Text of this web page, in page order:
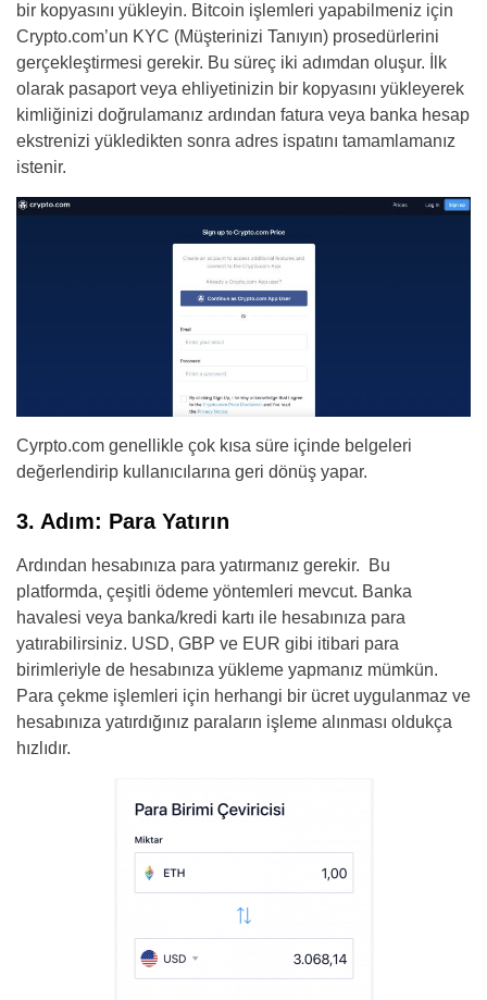
bir kopyasını yükleyin. Bitcoin işlemleri yapabilmeniz için
Crypto.com’un KYC (Müşterinizi Tanıyın) prosedürlerini
gerçekleştirmesi gerekir. Bu süreç iki adımdan oluşur. İlk
olarak pasaport veya ehliyetinizin bir kopyasını yükleyerek
kimliğinizi doğrulamanız ardından fatura veya banka hesap
ekstrenizi yükledikten sonra adres ispatını tamamlamanız
istenir.
Cyrpto.com genellikle çok kısa süre içinde belgeleri
değerlendirip kullanıcılarına geri dönüş yapar.
3. Adım: Para Yatırın
Ardından hesabınıza para yatırmanız gerekir. Bu
platformda, çeşitli ödeme yöntemleri mevcut. Banka
havalesi veya banka/kredi kartı ile hesabınıza para
yatırabilirsiniz. USD, GBP ve EUR gibi itibari para
birimleriyle de hesabınıza yükleme yapmanız mümkün.
Para çekme işlemleri için herhangi bir ücret uygulanmaz ve
hesabınıza yatırdığınız paraların işleme alınması oldukça
hızlıdır.